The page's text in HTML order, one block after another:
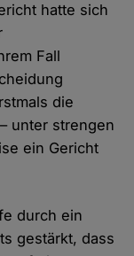
hatte sich
Fall
die
unter strengen
ein Gericht
durch ein
gestärkt, dass